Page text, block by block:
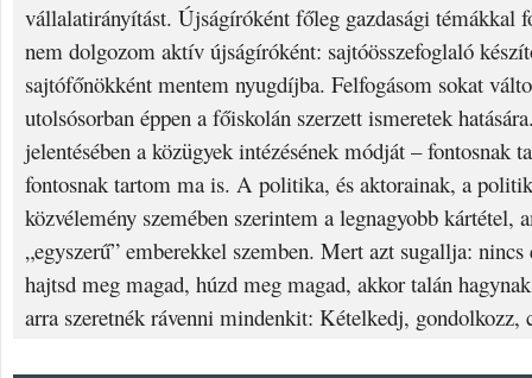
vállalatirányítást. Újságíróként főleg gazdasági témákkal
nem dolgozom aktív újságíróként: sajtóösszefoglaló
sajtófőnökként mentem nyugdíjba. Felfogásom sokat
utolsósorban éppen a főiskolán szerzett ismeretek
jelentésében a közügyek intézésének módját – fontosnak
fontosnak tartom ma is. A politika, és aktorainak, a
közvélemény szemében szerintem a legnagyobb kártétel,
„egyszerű” emberekkel szemben. Mert azt sugallja: nincs
hajtsd meg magad, húzd meg magad, akkor talán
arra szeretnék rávenni mindenkit: Kételkedj, gondolkozz,